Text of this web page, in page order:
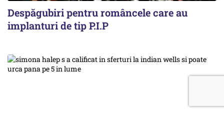
Despăgubiri pentru româncele care au
implanturi de tip P.I.P